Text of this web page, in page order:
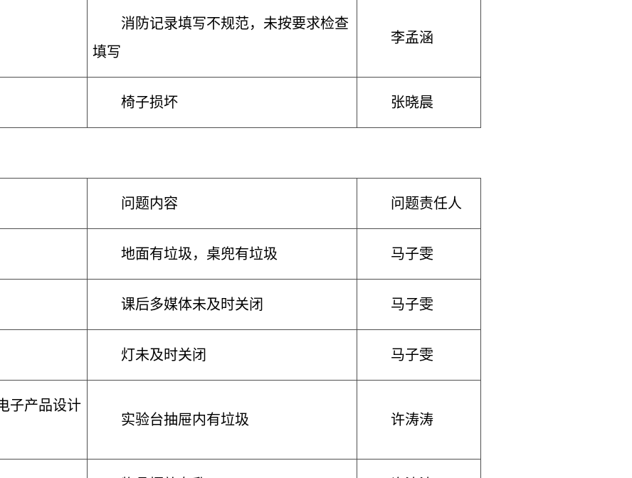
消防记录填写不规范，未按要求检查
填写
李孟涵
椅子损坏 张晓晨
问题内容 问题责任人
地面有垃圾，桌兜有垃圾 马子雯
课后多媒体未及时关闭 马子雯
灯未及时关闭 马子雯
子产品设计
实验台抽屉内有垃圾 许涛涛